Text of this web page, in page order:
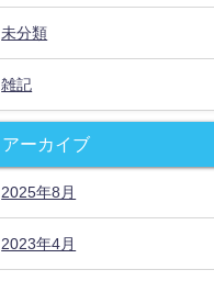
未分類
雑記
アーカイブ
2025年8月
2023年4月